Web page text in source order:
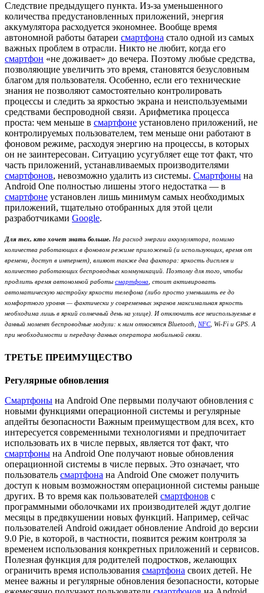
Следствие предыдущего пункта. Из-за уменьшенного
количества предустановленных приложений, энергия
аккумулятора расходуется экономнее. Вообще время
автономной работы батареи смартфона стало одной из самых
важных проблем в отрасли. Никто не любит, когда его
смартфон «не доживает» до вечера. Поэтому любые средства,
позволяющие увеличить это время, становятся безусловным
благом для пользователя. Особенно, если его технические
знания не позволяют самостоятельно контролировать
процессы и следить за яркостью экрана и неиспользуемыми
средствами беспроводной связи. Арифметика процесса
проста: чем меньше в смартфоне установлено приложений, не
контролируемых пользователем, тем меньше они работают в
фоновом режиме, расходуя энергию на процессы, в которых
он не заинтересован. Ситуацию усугубляет еще тот факт, что
часть приложений, устанавливаемых производителями
смартфонов, невозможно удалить из системы. Смартфоны на
Android One полностью лишены этого недостатка — в
смартфоне установлен лишь минимум самых необходимых
приложений, тщательно отобранных для этой цели
разработчиками Google.
Для тех, кто хочет знать больше. На расход энергии аккумулятора, помимо
количества работающих в фоновом режиме приложений (и использующих, время от
времени, доступ в интернет), влияют также два фактора: яркость дисплея и
количество работающих беспроводных коммуникаций. Поэтому для того, чтобы
продлить время автономной работы смартфона, стоит активировать
автоматическую настройку яркости телефона (либо просто уменьшить ее до
комфортного уровня — фактически у современных экранов максимальная яркость
необходима лишь в яркий солнечный день на улице). И отключить все неиспользуемые в
данный момент беспроводные модули: к ним относятся Bluetooth, NFC, Wi-Fi и GPS. А
при необходимости и передачу данных оператора мобильной связи.
ТРЕТЬЕ ПРЕИМУЩЕСТВО
Регулярные обновления
Смартфоны на Android One первыми получают обновления с
новыми функциями операционной системы и регулярные
апдейты безопасности Важным преимуществом для всех, кто
интересуется современными технологиями и предпочитает
использовать их в числе первых, является тот факт, что
смартфоны на Android One получают новые обновления
операционной системы в числе первых. Это означает, что
пользователь смартфона на Android One сможет получить
доступ к новым возможностям операционной системы раньше
других. В то время как пользователей смартфонов с
программными оболочками их производителей ждут долгие
месяцы в предвкушении новых функций. Например, сейчас
пользователей Android ожидает обновление Android до версии
9.0 Pie, в которой, в частности, появится режим контроля за
временем использования конкретных приложений и сервисов.
Полезная функция для родителей подростков, желающих
ограничить время использования смартфона своих детей. Не
менее важны и регулярные обновления безопасности, которые